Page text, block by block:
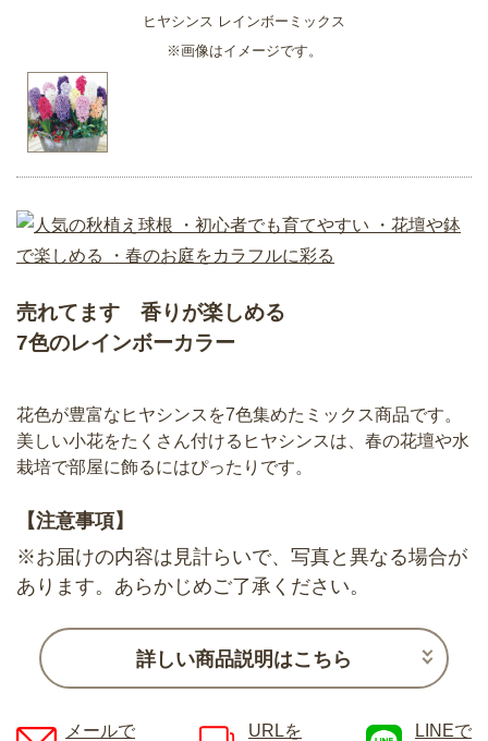
ヒヤシンス レインボーミックス
※画像はイメージです。
売れてます 香りが楽しめる
7色のレインボーカラー
花色が豊富なヒヤシンスを7色集めたミックス商品です。
美しい小花をたくさん付けるヒヤシンスは、春の花壇や水
栽培で部屋に飾るにはぴったりです。
【注意事項】
※お届けの内容は見計らいで、写真と異なる場合が
あります。あらかじめご了承ください。
詳しい商品説明はこちら
メールで
URLを
LINEで